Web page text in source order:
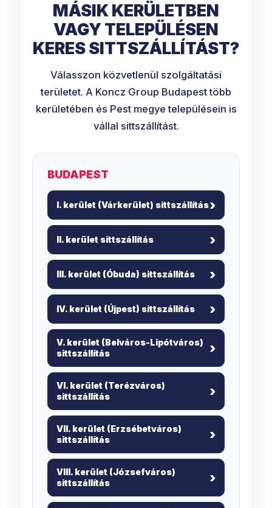
MÁSIK KERÜLETBEN
VAGY TELEPÜLÉSEN
KERES SITTSZÁLLÍTÁST?
Válasszon közvetlenül szolgáltatási
területet. A Koncz Group Budapest több
kerületében és Pest megye településein is
vállal sittszállítást.
BUDAPEST
I. kerület (Várkerület) sittszállítás
II. kerület sittszállítás
III. kerület (Óbuda) sittszállítás
IV. kerület (Újpest) sittszállítás
V. kerület (Belváros-Lipótváros)
sittszállítás
VI. kerület (Terézváros)
sittszállítás
VII. kerület (Erzsébetváros)
sittszállítás
VIII. kerület (Józsefváros)
sittszállítás